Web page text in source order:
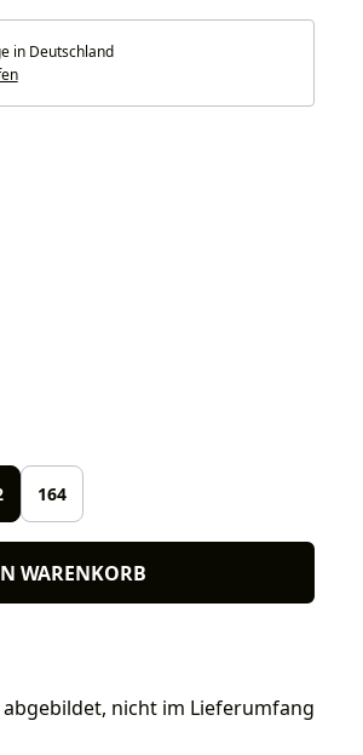
in Deutschland
164
WARENKORB
nicht im Lieferumfang